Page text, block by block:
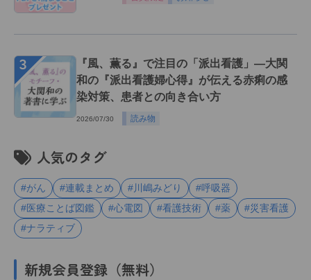
３
『風、薫る』で注目の「派出看護」―大関
和の『派出看護婦心得』が伝える赤痢の感
染対策、患者との向き合い方
2026/07/30 読み物
人気のタグ
#がん #連載まとめ #川嶋みどり
#呼吸器
#医療ことば図鑑
#心電図 #看護技術 #薬
#災害看護
#ナラティブ
新規会員登録（無料）